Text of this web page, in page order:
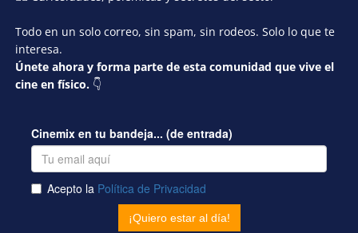
Todo en un solo correo, sin spam, sin rodeos. Solo lo que te
interesa.
Únete ahora y forma parte de esta comunidad que vive el
cine en físico. 👇